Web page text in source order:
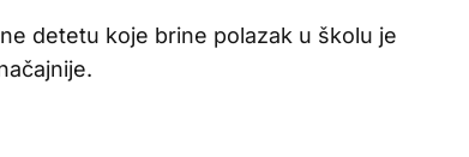
detetu koje brine polazak u školu je